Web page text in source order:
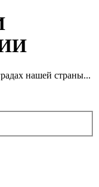
нашей страны...